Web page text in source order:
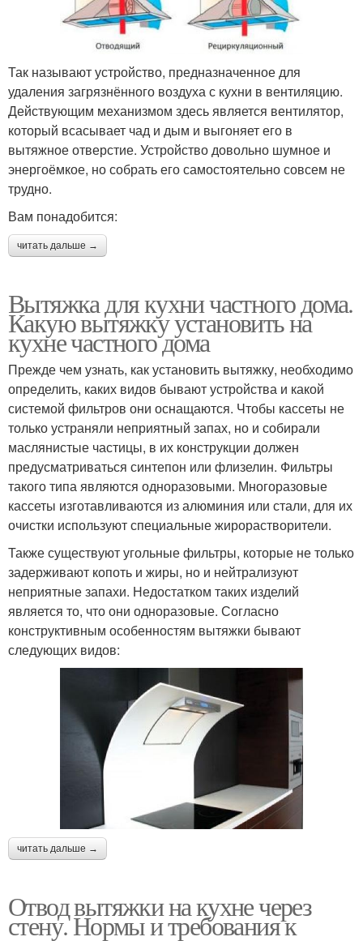
Так называют устройство, предназначенное для
удаления загрязнённого воздуха с кухни в вентиляцию.
Действующим механизмом здесь является вентилятор,
который всасывает чад и дым и выгоняет его в
вытяжное отверстие. Устройство довольно шумное и
энергоёмкое, но собрать его самостоятельно совсем не
трудно.
Вам понадобится:
читать дальше →
Вытяжка для кухни частного дома.
Какую вытяжку установить на
кухне частного дома
Прежде чем узнать, как установить вытяжку, необходимо
определить, каких видов бывают устройства и какой
системой фильтров они оснащаются. Чтобы кассеты не
только устраняли неприятный запах, но и собирали
маслянистые частицы, в их конструкции должен
предусматриваться синтепон или флизелин. Фильтры
такого типа являются одноразовыми. Многоразовые
кассеты изготавливаются из алюминия или стали, для их
очистки используют специальные жирорастворители.
Также существуют угольные фильтры, которые не только
задерживают копоть и жиры, но и нейтрализуют
неприятные запахи. Недостатком таких изделий
является то, что они одноразовые. Согласно
конструктивным особенностям вытяжки бывают
следующих видов:
читать дальше →
Отвод вытяжки на кухне через
стену. Нормы и требования к